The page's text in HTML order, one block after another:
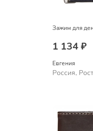
Зажим для
1 134 ₽
Евгения
Россия,